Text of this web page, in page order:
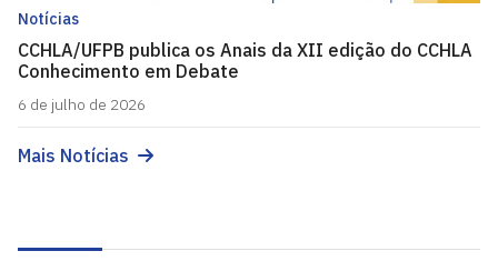
Notícias
CCHLA/UFPB publica os Anais da XII edição do CCHLA
Conhecimento em Debate
6 de julho de 2026
Mais Notícias